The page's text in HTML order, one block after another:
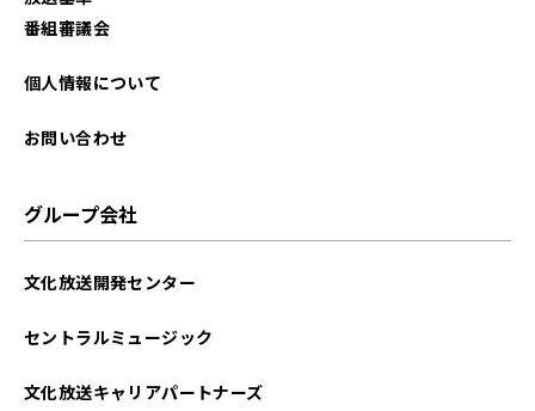
2022年01月
2021年10月
番組審議会
個人情報について
お問い合わせ
グループ会社
文化放送開発センター
セントラルミュージック
文化放送キャリアパートナーズ